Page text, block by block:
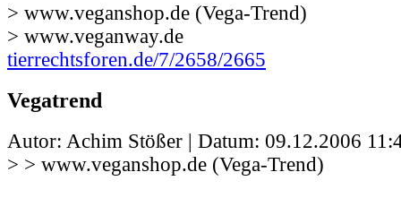
> www.veganshop.de (Vega-Trend)
> www.veganway.de
tierrechtsforen.de/7/2658/2665
Vegatrend
Autor: Achim Stößer | Datum: 09.12.2006
> > www.veganshop.de (Vega-Trend)